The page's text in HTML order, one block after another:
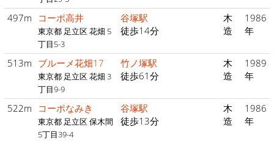
497m コーポ高井
東京都 足立区 花畑 5
丁目5-3
谷塚駅
徒歩14分
木
造
1986
年
513m ブルーメ花畑17
東京都 足立区 花畑 3
丁目9-9
竹ノ塚駅
徒歩61分
木
造
1989
年
522m コーポなみき
東京都 足立区 保木間
5丁目39-4
谷塚駅
徒歩13分
木
造
1986
年